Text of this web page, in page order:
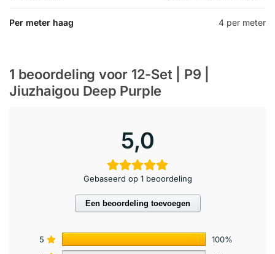
Per meter haag 4 per meter
1 beoordeling voor 12-Set | P9 |
Jiuzhaigou Deep Purple
5,0
Gebaseerd op 1 beoordeling
Een beoordeling toevoegen
5
100%